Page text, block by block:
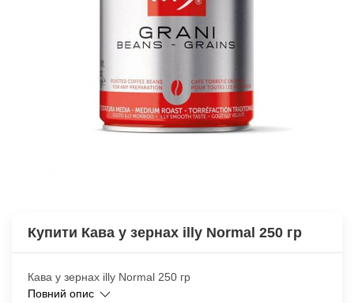
Купити Кава у зернах illy Normal 250 гр
Кава у зернах illy Normal 250 гр
Повний опис